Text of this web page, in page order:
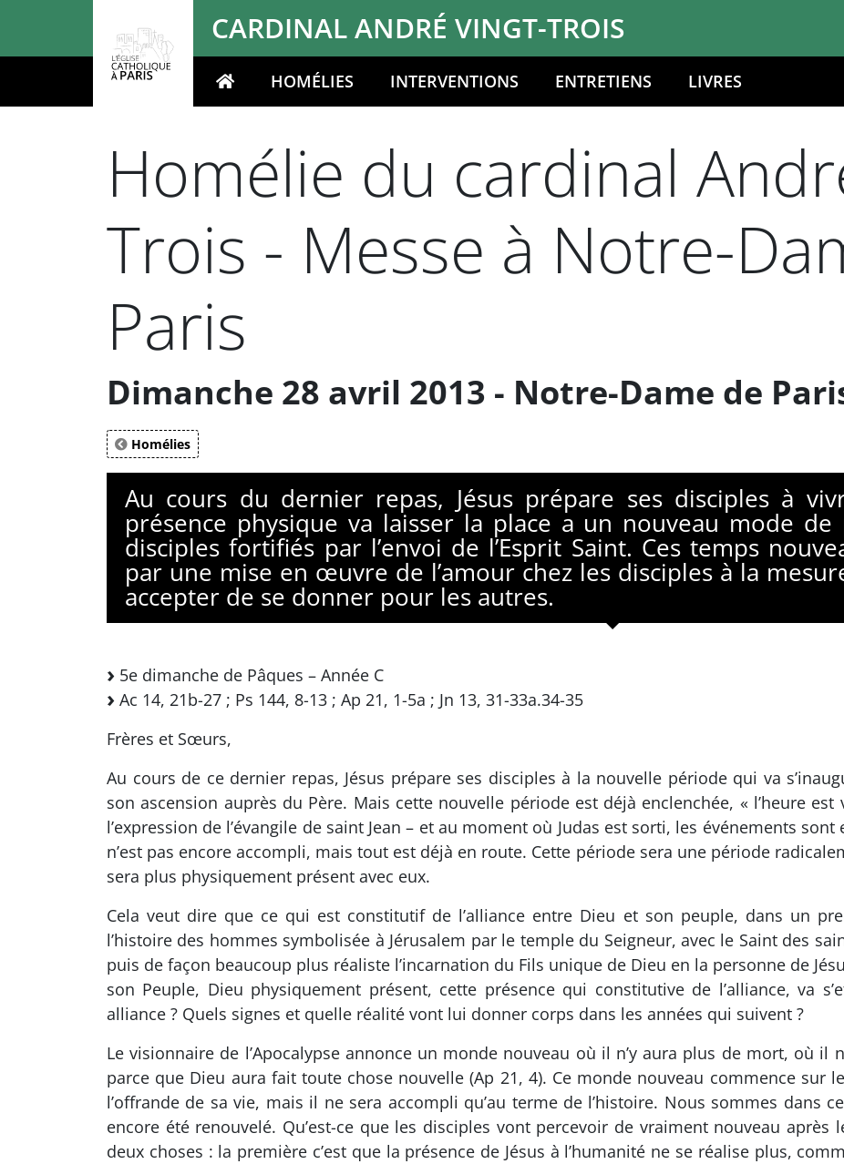
CARDINAL ANDRÉ VINGT-TROIS
Votre rechercheHOMÉLIES INTERVENTIONS ENTRETIENS LIVRES
Homélie du cardinal
Trois - Messe à Notre-
Paris
Dimanche 28 avril 2013 - Notre-Dame de
Homélies
Au cours du dernier repas, Jésus prépare ses disciples à
présence physique va laisser la place a un nouveau mode de
disciples fortifiés par l’envoi de l’Esprit Saint. Ces temps
par une mise en œuvre de l’amour chez les disciples à la
accepter de se donner pour les autres.
5e dimanche de Pâques – Année C
Ac 14, 21b-27 ; Ps 144, 8-13 ; Ap 21, 1-5a ; Jn 13, 31-33a.34-35
Frères et Sœurs,
Au cours de ce dernier repas, Jésus prépare ses disciples à la nouvelle période qui va
son ascension auprès du Père. Mais cette nouvelle période est déjà enclenchée, « l’heure est
l’expression de l’évangile de saint Jean – et au moment où Judas est sorti, les événements
n’est pas encore accompli, mais tout est déjà en route. Cette période sera une période
sera plus physiquement présent avec eux.
Cela veut dire que ce qui est constitutif de l’alliance entre Dieu et son peuple, dans un
l’histoire des hommes symbolisée à Jérusalem par le temple du Seigneur, avec le Saint des
puis de façon beaucoup plus réaliste l’incarnation du Fils unique de Dieu en la personne de
son Peuple, Dieu physiquement présent, cette présence qui constitutive de l’alliance, va
alliance ? Quels signes et quelle réalité vont lui donner corps dans les années qui suivent ?
Le visionnaire de l’Apocalypse annonce un monde nouveau où il n’y aura plus de mort, où il
parce que Dieu aura fait toute chose nouvelle (Ap 21, 4). Ce monde nouveau commence sur
l’offrande de sa vie, mais il ne sera accompli qu’au terme de l’histoire. Nous sommes dans
encore été renouvelé. Qu’est-ce que les disciples vont percevoir de vraiment nouveau après
deux choses : la première c’est que la présence de Jésus à l’humanité ne se réalise plus,